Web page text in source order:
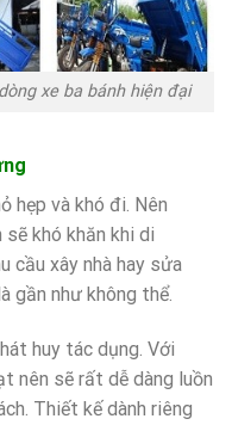
xe ba bánh hiện đại
hẹp và khó đi. Nên
khó khăn khi di
cầu xây nhà hay sửa
gần như không thể.
huy tác dụng. Với
nên sẽ rất dễ dàng luồn
Thiết kế dành riêng